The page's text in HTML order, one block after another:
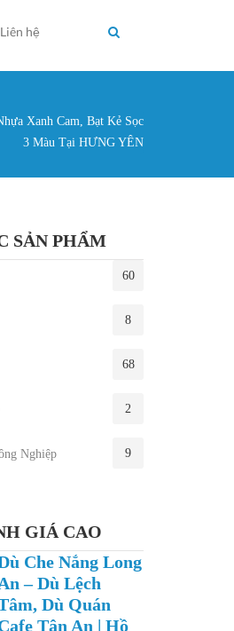
Liên hệ
Xanh Cam, Bạt Kẻ Sọc
3 Màu Tại HƯNG YÊN
SẢN PHẨM
60
8
68
2
Nghiệp 9
GIÁ CAO
Che Nắng Long
– Dù Lệch
Dù Quán
Tân An | Hồ